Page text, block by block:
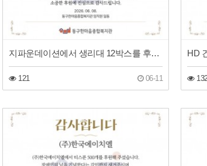
지파운데이션에서 생리대 12박스를 후원해 주셨습니다!
121 06-11